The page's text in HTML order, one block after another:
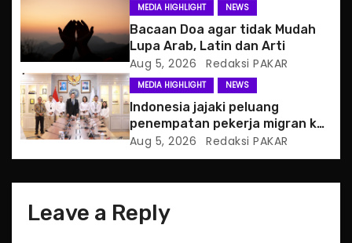
i
o
n
MEDIA HIGHLIGHT NEWS
Bacaan Doa agar tidak Mudah
Lupa Arab, Latin dan Arti
Aug 5, 2026 Redaksi PAKAR
MEDIA HIGHLIGHT NEWS
Indonesia jajaki peluang
penempatan pekerja migran ke
Slowakia
Aug 5, 2026 Redaksi PAKAR
Leave a Reply